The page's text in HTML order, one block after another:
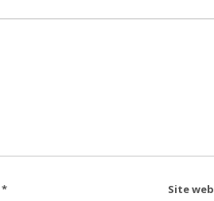
* Site web